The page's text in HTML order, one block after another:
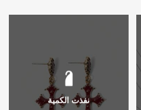
نفذت الكمية